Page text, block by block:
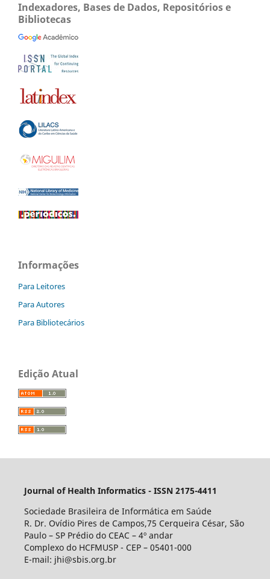
Indexadores, Bases de Dados, Repositórios e
Bibliotecas
Informações
Para Leitores
Para Autores
Para Bibliotecários
Edição Atual
Journal of Health Informatics - ISSN 2175-4411
Sociedade Brasileira de Informática em Saúde
R. Dr. Ovídio Pires de Campos,75 Cerqueira César, São
Paulo – SP Prédio do CEAC – 4º andar
Complexo do HCFMUSP - CEP – 05401-000
E-mail: jhi@sbis.org.br